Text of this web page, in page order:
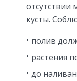
кусты.
полив
растения
до